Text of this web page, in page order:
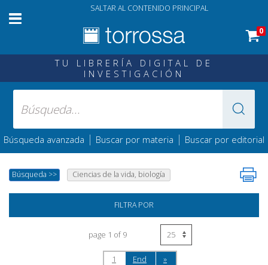
SALTAR AL CONTENIDO PRINCIPAL
0
TU LIBRERÍA DIGITAL DE
INVESTIGACIÓN
Búsqueda avanzada | Buscar por materia | Buscar por editorial
Búsqueda >> Ciencias de la vida, biología
FILTRA POR
page 1 of 9
1 End »